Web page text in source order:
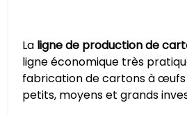
La ligne de production de
ligne économique très
fabrication de cartons à
petits, moyens et grands